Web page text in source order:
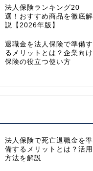
法人保険ランキング20
選！おすすめ商品を徹底解
説【2026年版】
退職金を法人保険で準備す
るメリットとは？企業向け
保険の役立つ使い方
法人保険で死亡退職金を準
備するメリットとは？活用
方法を解説